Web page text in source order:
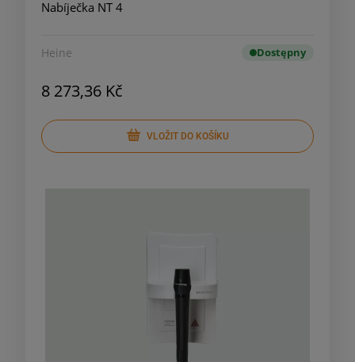
Nabíječka NT 4
Heine Dostępny
8 273,36 Kč
VLOŽIT DO KOŠÍKU